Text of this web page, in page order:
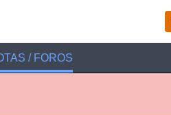
/ FOROS